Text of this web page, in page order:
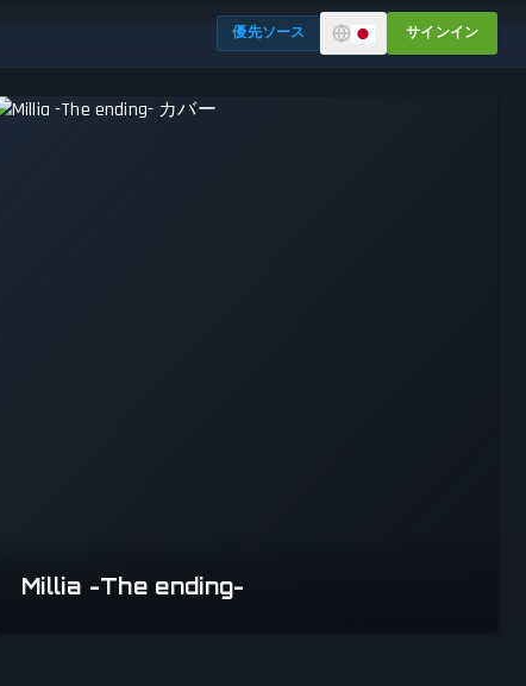
優先ソース サインイン
Millia -The ending-